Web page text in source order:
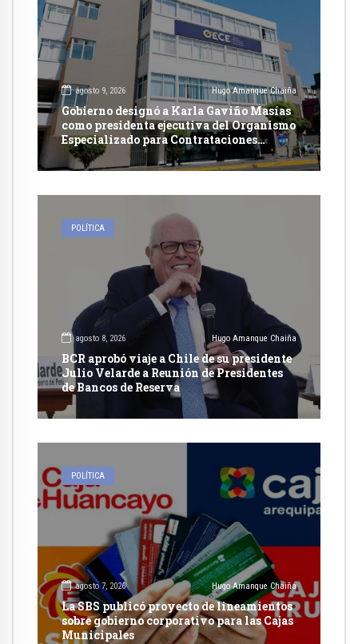
agosto 9, 2026 Hugo Amanque Chaiña
Gobierno designó a Karla Gaviño Masías
como presidenta ejecutiva del Organismo
Especializado para Contrataciones
Públicas Eficientes
POLÍTICA
agosto 8, 2026 Hugo Amanque Chaiña
BCR aprobó viaje a Chile de su presidente
Julio Velarde a Reunión de Presidentes
de Bancos de Reserva
POLÍTICA
agosto 7, 2026 Hugo Amanque Chaiña
La SBS publicó proyecto de lineamientos
sobre gobierno corporativo para las Cajas
Municipales